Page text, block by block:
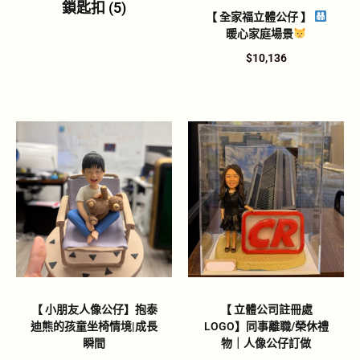
鎖匙扣 (5)
【 全家福立體公仔 】
暖心家庭場景
$10,136
【 小朋友人像公仔】抱泰
迪熊的孩童坐椅情境|成長
瞬間
【 立體公司註冊處
LOGO】同事離職/榮休禮
物｜人像公仔訂做